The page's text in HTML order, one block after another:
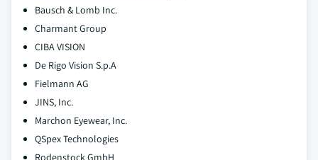
Bausch & Lomb Inc.
Charmant Group
CIBA VISION
De Rigo Vision S.p.A
Fielmann AG
JINS, Inc.
Marchon Eyewear, Inc.
QSpex Technologies
Rodenstock GmbH